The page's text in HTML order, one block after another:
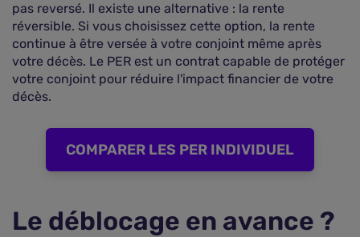
pas reversé. Il existe une alternative : la rente
réversible. Si vous choisissez cette option, la rente
continue à être versée à votre conjoint même après
votre décès. Le PER est un contrat capable de protéger
votre conjoint pour réduire l'impact financier de votre
décès.
COMPARER LES PER INDIVIDUEL
Le déblocage en avance ?